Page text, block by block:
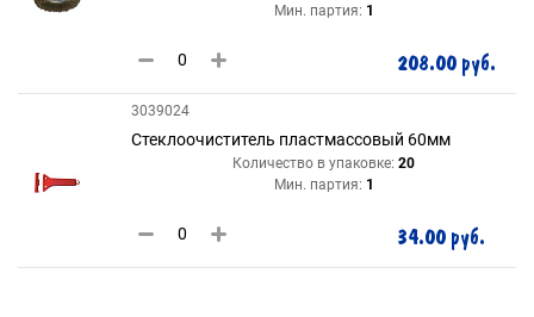
Мин. партия: 1
208.00 руб.
3039024
Стеклоочиститель пластмассовый 60мм
Количество в упаковке: 20
Мин. партия: 1
34.00 руб.